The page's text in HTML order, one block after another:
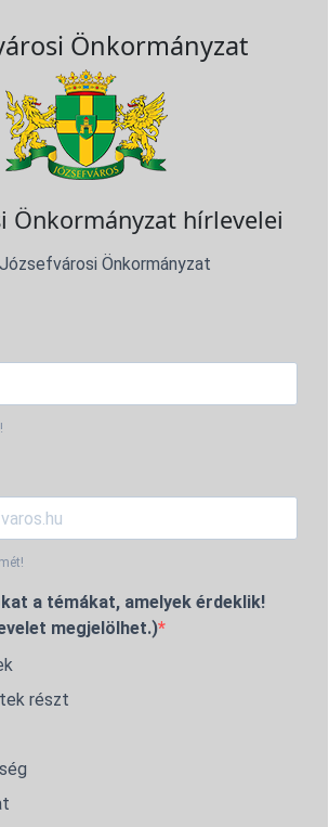
Önkormányzat
Önkormányzat hírlevelei
Önkormányzat
a témákat, amelyek érdeklik!
megjelölhet.)
részt